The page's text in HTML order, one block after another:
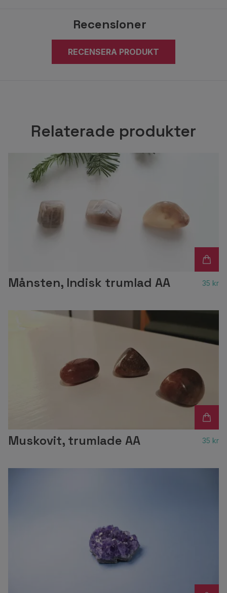
Recensioner
RECENSERA PRODUKT
Relaterade produkter
Månsten, Indisk trumlad AA 35 kr
Muskovit, trumlade AA 35 kr